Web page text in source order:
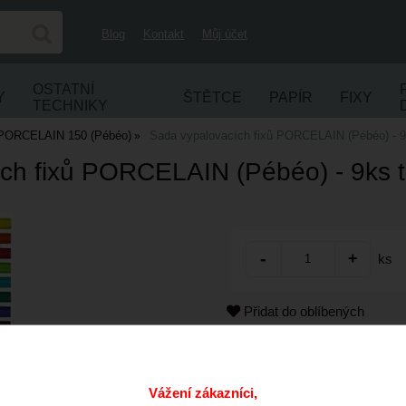
Blog Kontakt Můj účet
OSTATNÍ
TECHNIKY
ŠTĚTCE PAPÍR FIXY
150 (Pébéo) Sada vypalovacích fixů PORCELAIN (Pébéo) -
fixů PORCELAIN (Pébéo) - 9ks
ks
Přidat do oblíbených
Dostupnost:
Vážení zákazníci,